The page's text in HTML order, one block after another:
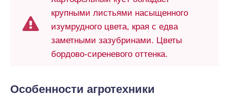
крупными листьями насыщенного
изумрудного цвета, края с едва
заметными зазубринами. Цветы
бордово-сиреневого оттенка.
Особенности агротехники